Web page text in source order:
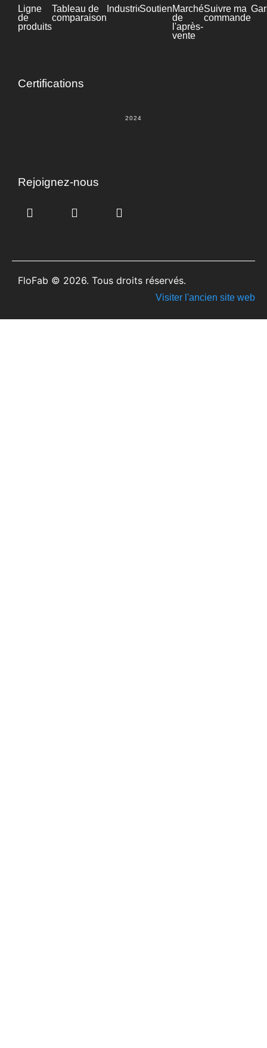
Ligne
de
produits
Tableau de
comparaison
IndustrieFiche
technique
SoutienMarché
de
l'après-
vente
Suivre ma
commande
Certifications
2024
Rejoignez-nous
FloFab © 2026. Tous droits réservés.
Visiter l'ancien site web